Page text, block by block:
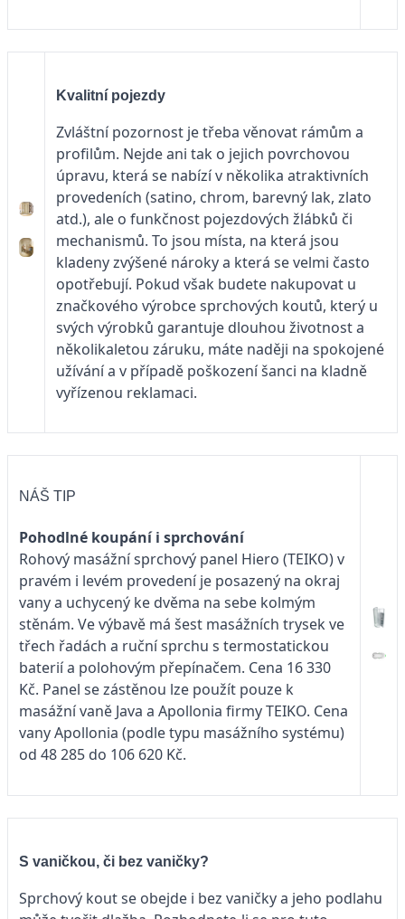
Kvalitní pojezdy
Zvláštní pozornost je třeba věnovat rámům a
profilům. Nejde ani tak o jejich povrchovou
úpravu, která se nabízí v několika atraktivních
provedeních (satino, chrom, barevný lak, zlato
atd.), ale o funkčnost pojezdových žlábků či
mechanismů. To jsou místa, na která jsou
kladeny zvýšené nároky a která se velmi často
opotřebují. Pokud však budete nakupovat u
značkového výrobce sprchových koutů, který u
svých výrobků garantuje dlouhou životnost a
několikaletou záruku, máte naději na spokojené
užívání a v případě poškození šanci na kladně
vyřízenou reklamaci.
NÁŠ TIP
Pohodlné koupání i sprchování
Rohový masážní sprchový panel Hiero (TEIKO) v
pravém i levém provedení je posazený na okraj
vany a uchycený ke dvěma na sebe kolmým
stěnám. Ve výbavě má šest masážních trysek ve
třech řadách a ruční sprchu s termostatickou
baterií a polohovým přepínačem. Cena 16 330
Kč. Panel se zástěnou lze použít pouze k
masážní vaně Java a Apollonia firmy TEIKO. Cena
vany Apollonia (podle typu masážního systému)
od 48 285 do 106 620 Kč.
S vaničkou, či bez vaničky?
Sprchový kout se obejde i bez vaničky a jeho podlahu